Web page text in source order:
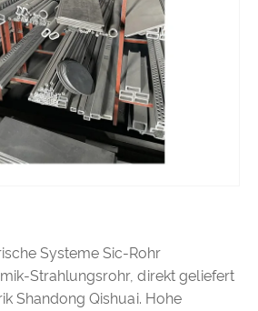
Systeme Sic-Rohr
Strahlungsrohr, direkt geliefert
Shandong Qishuai. Hohe